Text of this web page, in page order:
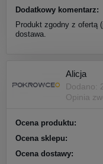
Dodatkowy komentarz:
Produkt zgodny z ofertą
dostawa.
Alicja
Dodano:
Opinia
Ocena produktu:
Ocena sklepu:
Ocena dostawy: